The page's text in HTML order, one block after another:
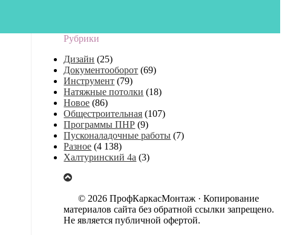
Рубрики
Дизайн (25)
Документооборот (69)
Инструмент (79)
Натяжные потолки (18)
Новое (86)
Общестроительная (107)
Программы ПНР (9)
Пусконаладочные работы (7)
Разное (4 138)
Халтуринский 4а (3)
© 2026 ПрофКаркасМонтаж · Копирование
материалов сайта без обратной ссылки запрещено.
Не является публичной офертой.